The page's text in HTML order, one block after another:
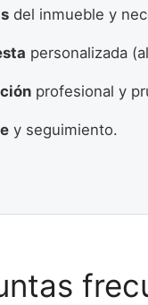
del inmueble y
personalizada
profesional y
y seguimiento.